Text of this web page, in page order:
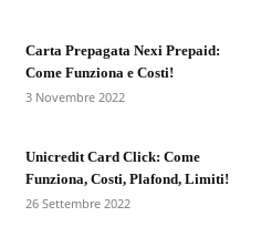
Carta Prepagata Nexi Prepaid:
Come Funziona e Costi!
3 Novembre 2022
Unicredit Card Click: Come
Funziona, Costi, Plafond, Limiti!
26 Settembre 2022